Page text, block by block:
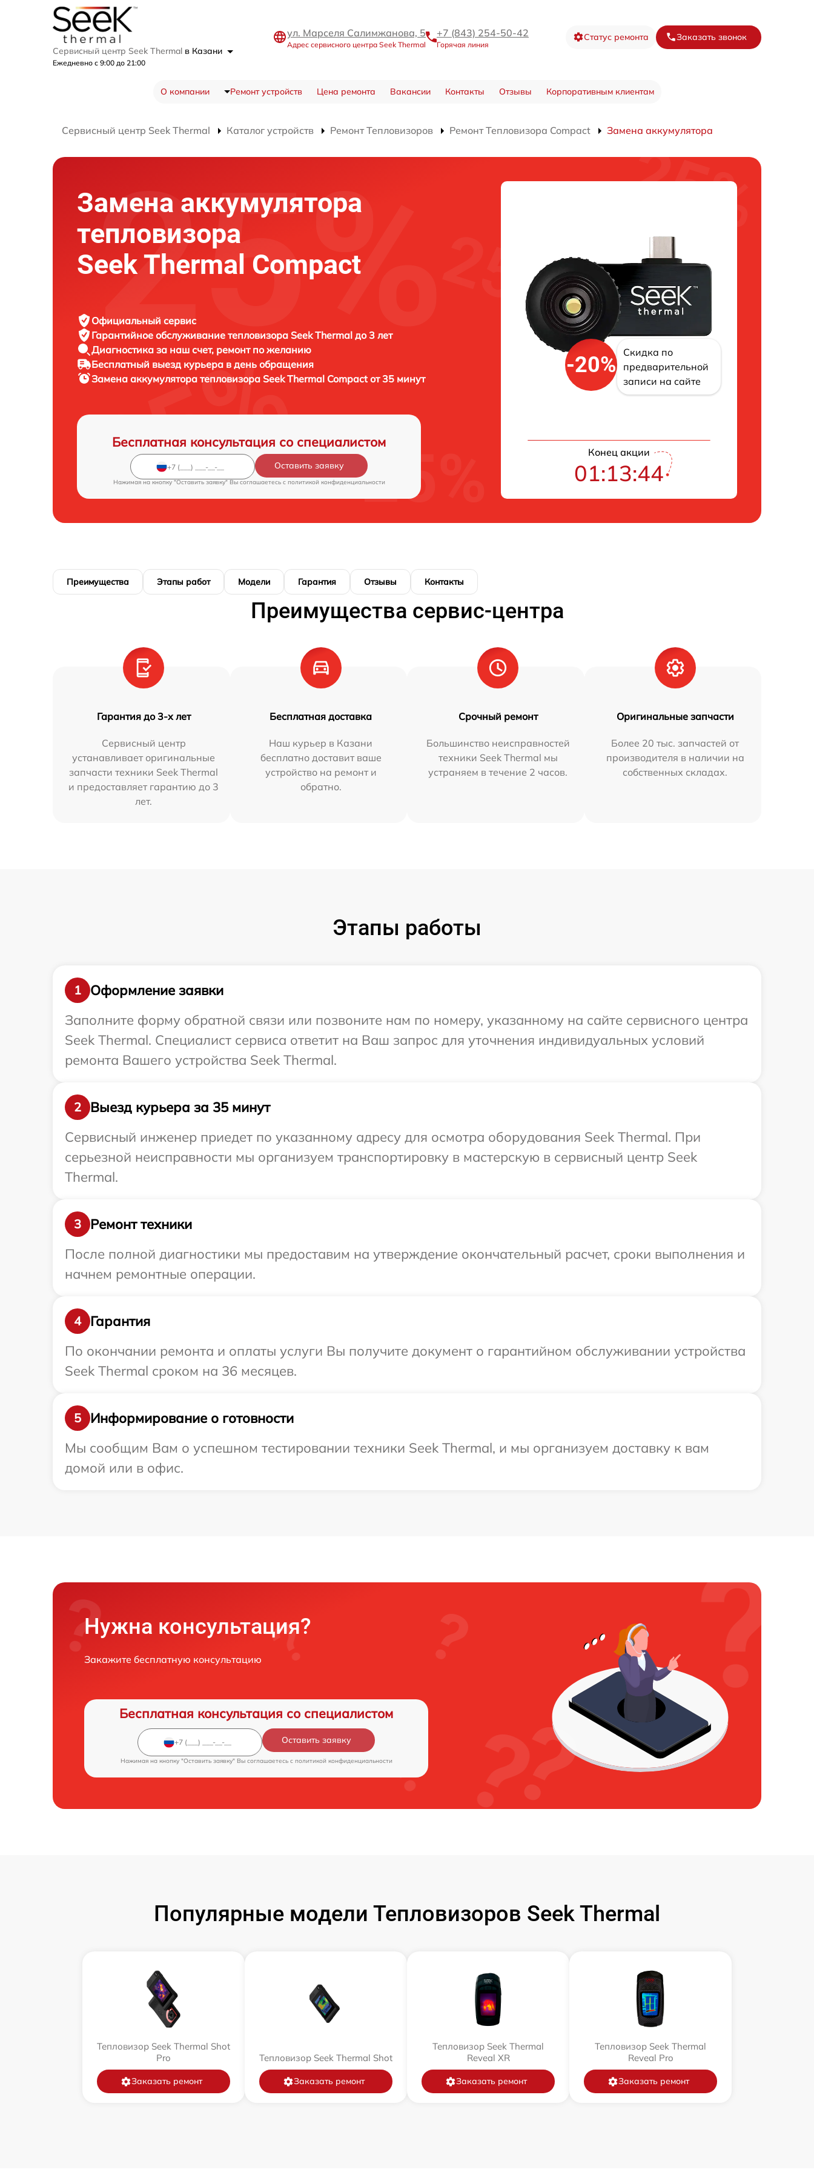
Сервисный центр Seek Thermal в Казани
Ежедневно с 9:00 до 21:00
ул. Марселя Салимжанова, 5
Адрес сервисного центра Seek Thermal
+7 (843) 254-50-42
Горячая линия
Статус ремонта Заказать звонок
О компании Ремонт устройств Цена ремонта Вакансии Контакты Отзывы Корпоративным клиентам
Сервисный центр Seek Thermal Каталог устройств Ремонт Тепловизоров Ремонт Тепловизора Compact Замена аккумулятора
Замена аккумулятора
тепловизора
Seek Thermal Compact
Официальный сервис
Гарантийное обслуживание тепловизора Seek Thermal до 3 лет
Диагностика за наш счет, ремонт по желанию
Бесплатный выезд курьера в день обращения
Замена аккумулятора тепловизора Seek Thermal Compact от 35 минут
Бесплатная консультация со специалистом
Оставить заявку
Нажимая на кнопку "Оставить заявку" Вы соглашаетесь c политикой конфиденциальности
-20%
Скидка по
предварительной
записи на сайте
Конец акции
01:13:43
Преимущества Этапы работ Модели Гарантия Отзывы Контакты
Преимущества сервис-центра
Гарантия до 3-х лет
Сервисный центр
устанавливает оригинальные
запчасти техники Seek Thermal
и предоставляет гарантию до 3
лет.
Бесплатная доставка
Наш курьер в Казани
бесплатно доставит ваше
устройство на ремонт и
обратно.
Срочный ремонт
Большинство неисправностей
техники Seek Thermal мы
устраняем в течение 2 часов.
Оригинальные запчасти
Более 20 тыс. запчастей от
производителя в наличии на
собственных складах.
Этапы работы
1
Оформление заявки
Заполните форму обратной связи или позвоните нам по номеру, указанному на сайте сервисного центра
Seek Thermal. Специалист сервиса ответит на Ваш запрос для уточнения индивидуальных условий
ремонта Вашего устройства Seek Thermal.
2
Выезд курьера за 35 минут
Сервисный инженер приедет по указанному адресу для осмотра оборудования Seek Thermal. При
серьезной неисправности мы организуем транспортировку в мастерскую в сервисный центр Seek
Thermal.
3
Ремонт техники
После полной диагностики мы предоставим на утверждение окончательный расчет, сроки выполнения и
начнем ремонтные операции.
4
Гарантия
По окончании ремонта и оплаты услуги Вы получите документ о гарантийном обслуживании устройства
Seek Thermal сроком на 36 месяцев.
5
Информирование о готовности
Мы сообщим Вам о успешном тестировании техники Seek Thermal, и мы организуем доставку к вам
домой или в офис.
Нужна консультация?
Закажите бесплатную консультацию
Бесплатная консультация со специалистом
Оставить заявку
Нажимая на кнопку "Оставить заявку" Вы соглашаетесь c политикой конфиденциальности
Популярные модели Тепловизоров Seek Thermal
Тепловизор Seek Thermal Shot
Pro
Заказать ремонт
Тепловизор Seek Thermal Shot
Заказать ремонт
Тепловизор Seek Thermal
Reveal XR
Заказать ремонт
Тепловизор Seek Thermal
Reveal Pro
Заказать ремонт